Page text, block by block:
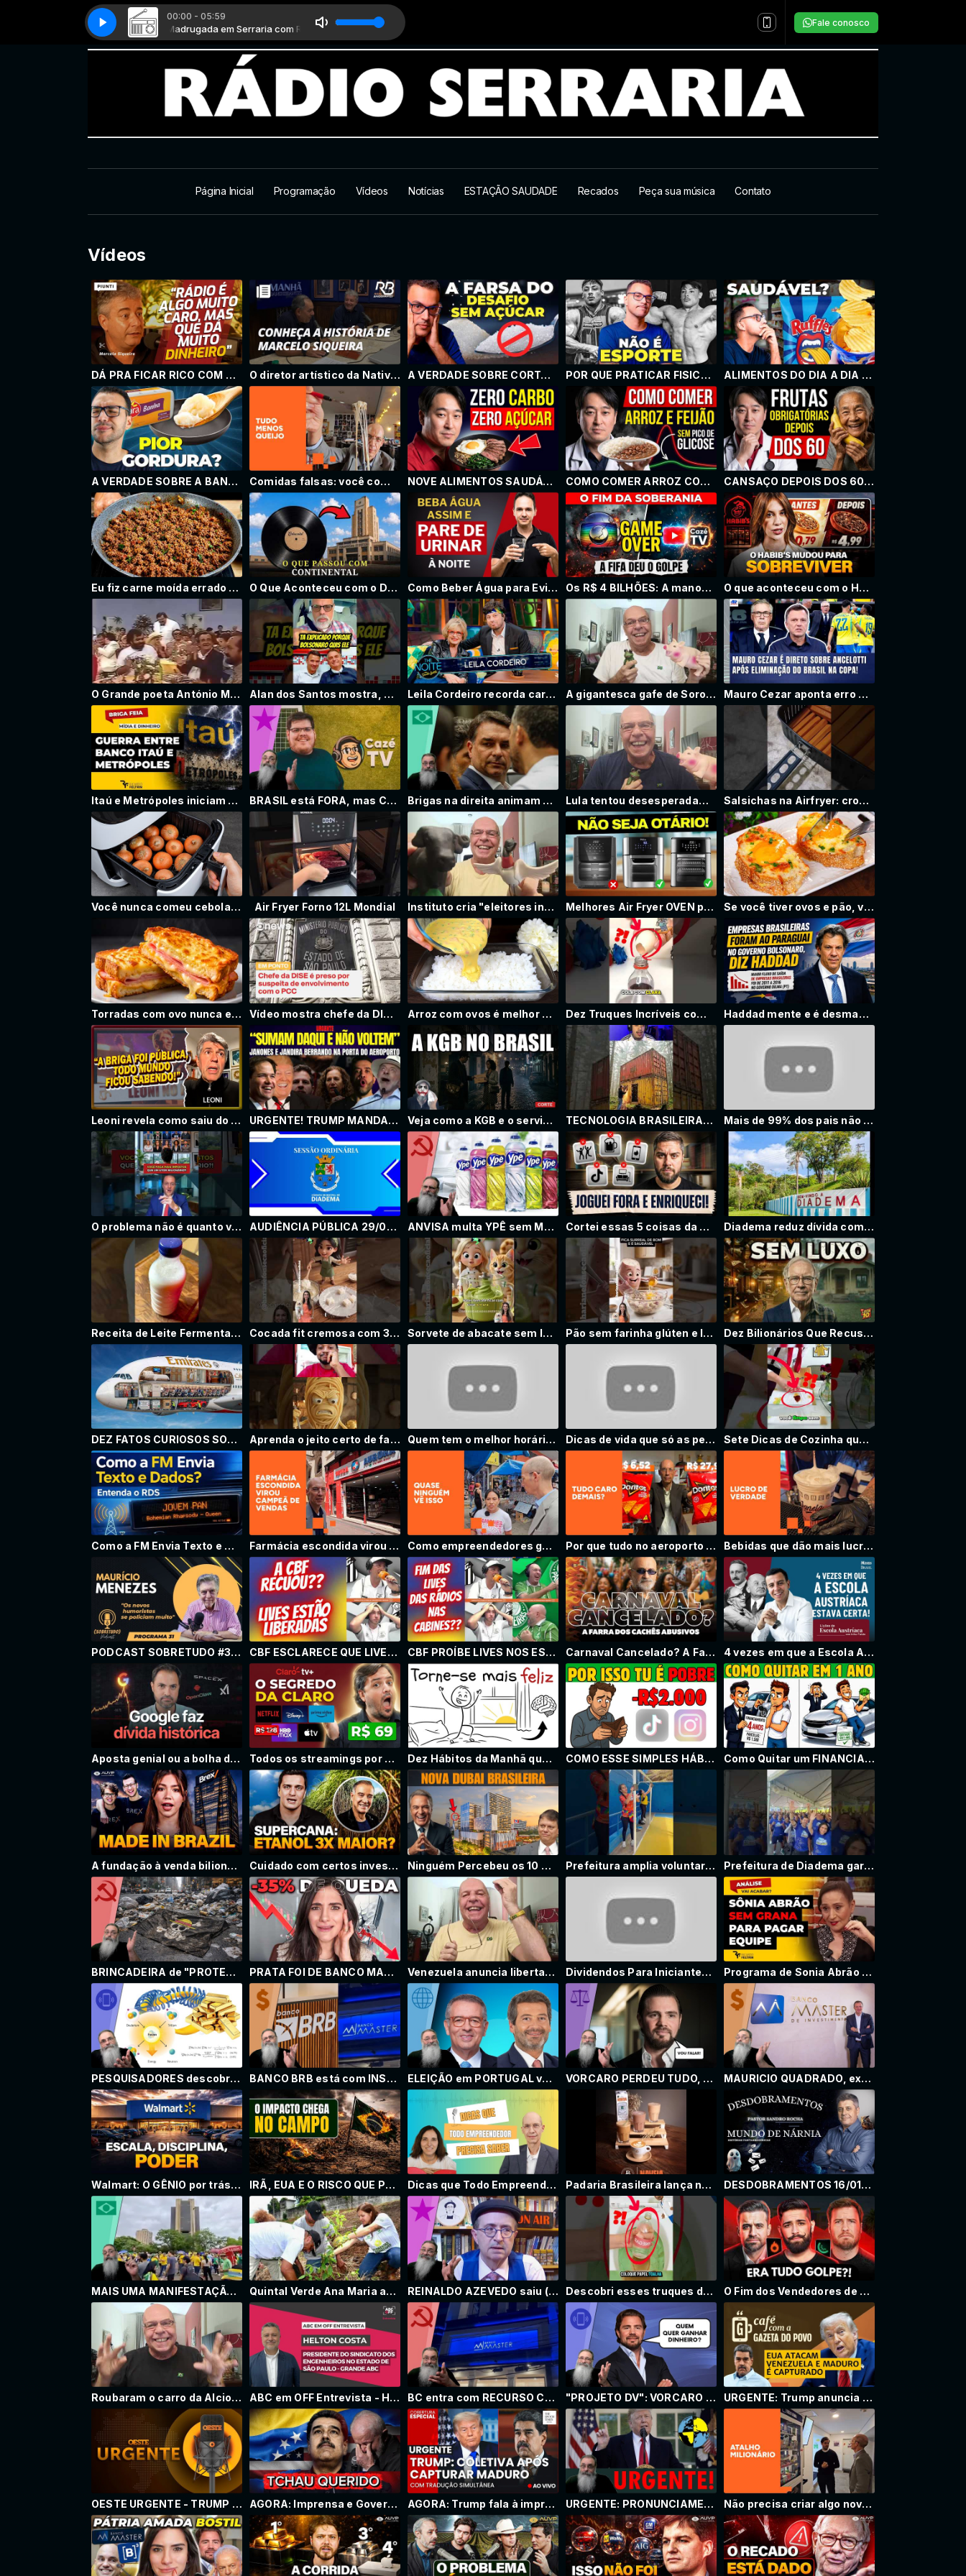
00:00 - 05:59
Madrugada em Serraria com Rufino T Madrugada em Serraria com Rufino T
GASPARETTO E VOCÊ #014 GASPARETTO E VOCÊ #014
Fale conosco
Página Inicial Programação Vídeos Notícias ESTAÇÃO SAUDADE Recados Peça sua música Contato
Vídeos
DÁ PRA FICAR RICO COM RÁDIO? | Piunti entrevista Marcelo Siqueira O diretor artístico da NativaFM é entrevistado na Rádio Bandeirantes A VERDADE SOBRE CORTAR O AÇÚCAR QUE POUCOS TÊM CORAGEM DE FALAR POR QUE PRATICAR FISICULTURISMO NÃO É SAUDÁVEL? ALIMENTOS DO DIA A DIA QUE PARECEM VENENO MAS NÃO SÃO
A VERDADE SOBRE A BANHA DE PORCO: REALMENTE FAZ MAL? Comidas falsas: você come e nem percebe NOVE ALIMENTOS SAUDÁVEIS Sem CARBOIDRATOS e Sem AÇÚCAR. COMO COMER ARROZ COM FEIJÃO SEM ESTOURAR A GLICOSE? CANSAÇO DEPOIS DOS 60 NÃO É SÓ A IDADE — AS 3 FRUTAS QUE MUDAM ISSO
Eu fiz carne moída errado a vida inteira…ate descobrir essa receita O Que Aconteceu com o Disco Mais Amado dos Anos 80 | Continental Como Beber Água para Evitar Levantar à Noite Os R$ 4 BILHÕES: A manobra da FIFA que destruiu o monopólio da Globo O que aconteceu com o HABIB’S?
O Grande poeta António Marcos 03.08.1991 TV Bandeirantes Alan dos Santos mostra, Bolsonaro sempre teve razão veja porque Leila Cordeiro recorda carreira | The Noite (02/07/26) A gigantesca gafe de Soros sobre independência americana Mauro Cezar aponta erro de Ancelotti
Itaú e Metrópoles iniciam conflito #ricardofeltrin BRASIL está FORA, mas CAZETV já GANHOU ESSA COPA e agora a EUROCOPA Brigas na direita animam a esquerda, que planta sementes da discórdia Lula tentou desesperadamente uma foto com Trump... em vão Salsichas na Airfryer: crocantes por fora, #suculentas por dentro. O jeito rápido e fácil de fazer.
Você nunca comeu cebola desse jeito Air Fryer Forno 12L Mondial Instituto cria "eleitores independentes" para justificar fraude no resultado Melhores Air Fryer OVEN para comprar SEM MEDO em 2026 (90% ERRA!) Se você tiver ovos e pão, vai querer fazer este café da manhã quase todos os dias!
Torradas com ovo nunca estiveram tão crocantes – melhores que pizza, em 5 minutos! Vídeo mostra chefe da DISE com empresário suspeito de planejar morte de promotor | Em Ponto Arroz com ovos é melhor que pizza! Barato e fácil! Dez Truques Incríveis com Coca-Cola que Você Precisa Ver! Haddad mente e é desmascarado pela imprensa! A culpa é do Bolsonaro
Leoni revela como saiu do Kid Abelha e criou os Heróis da Resistência URGENTE! TRUMP MANDA EXPULSAR DA CALÇADA DA CASABRANCA COMITIVA QUE INÁCIO MANDOU PRA RETIRAR SANÇÕES Veja como a KGB e o serviço secreto tcheco enganaram a imprensa brasileira durante o regime militar TECNOLOGIA BRASILEIRA, MADE IN DIADEMA Mais de 99% dos pais não conhecem esses truques rápidos #dicasuteis #hacksincriveis #lifehacks #ideias
O problema não é quanto você ganha… é como você recebe esse dinheiro. AUDIÊNCIA PÚBLICA 29/05/2026 ANVISA multa YPÊ sem MOTIVO ESPECÍFICO: RETALIAÇÃO ELEITOREIRA? Cortei essas 5 coisas da minha vida e enriqueci 10x mais Diadema reduz dívida com a União em 79%
Receita de Leite Fermentado por Beto Almeida Cocada fit cremosa com 3 ingredientes #receitasfaceis #receitafit #receitas #receitasaudavel #hari Sorvete de abacate sem leite e sem açúcar #receitasfaceis #receitafit #receitas #receita #hari Pão sem farinha glúten e lactose #receita #receitas #receitasfaceis #receitafit #semglúten #hari Dez Bilionários Que Recusam o Luxo | Histórias Reais
DEZ FATOS CURIOSOS SOBRE O AIRBUS A380 QUE VOCÊ NÃO SABIA Aprenda o jeito certo de fazer Macarrão Quem tem o melhor horário: turno da manhã ou turno da tarde? #curiosidades #viral Dicas de vida que só as pessoas inteligentes conhecem #dorama #kdrama #filmes #series Sete Dicas de Cozinha que Parecem Brincadeira Mas Funcionam!
Como a FM Envia Texto e Dados? O Segredo do RDS Explicado Farmácia escondida virou campeã de vendas de Viagra em São Paulo Como empreendedores ganham dinheiro aproveitando o carnaval Por que tudo no aeroporto é tão caro? Bebidas que dão mais lucro que comida
PODCAST SOBRETUDO #31: MAURÍCIO MENEZES ( JORNALISTA, RADIALISTA E HUMORISTA) CBF ESCLARECE QUE LIVES NAS CABINES ESTÃO LIBERADAS NO BRASILEIRÃO. CBF PROÍBE LIVES NOS ESTÁDIOS DO BRASILEIRÃO. Carnaval Cancelado? A Farra dos Cachês Abusivos 4 vezes em que a Escola Austríaca estava certa, com Arthur Falcão
Aposta genial ou a bolha de IA começou a estourar? Todos os streamings por R$ 69? (Netflix, HBO, Disney, Prime, Apple) Dez Hábitos da Manhã que te Deixam Mais Feliz (Com Base na Ciência) ✅ COMO ESSE SIMPLES HÁBITO TE FAZ PERDER R$2.000 POR MÊS Como Quitar um FINANCIAMENTO de 4 ANOS em Apenas 1 ANO (Mesmo com Pouco Dinheiro)
A fundação à venda bilionária por US$ 5,15 Bi de dois brasileiros nos EUA Cuidado com certos investimentos..... Ninguém Percebeu os 10 Bilhões que Estão Indo para a Zona Leste Prefeitura amplia voluntariado e reforma escolas Prefeitura de Diadema garante recursos para corrida comunitária
BRINCADEIRA de "PROTESTO da GERAÇÃO Z" acaba com 17 PRESOS: SÓ queriam INCENTIVAR os OUTROS a IR PRATA FOI DE BANCO MASTER Venezuela anuncia libertação de todos os presos políticos Dividendos Para Iniciantes: Como Ser Pago Apenas por Ter Ações Programa de Sonia Abrão vai acabar? Crise na RedeTV atingiu o A TARDE É SUA?
PESQUISADORES descobrem como PRODUZIR OURO como SUBPRODUTO GRÁTIS de REATORES de FUSÃO NUCLEAR BANCO BRB está com INSUFICIÊNCIA PATRIMONIAL segundo BANCO CENTRAL: BRASILIENSES vão PAGAR por ISSO ELEIÇÃO em PORTUGAL vai para 2o TURNO entre EXTREMA-ESQUERDA e DIREITA: VÃO repetir ERRO do BRASIL? VORCARO PERDEU TUDO, agora AMEAÇA fazer DELAÇÃO PREMIADA: RECADO foi DADO e ELITE está APAVORADA MAURICIO QUADRADO, ex-sócio do MASTER, gastou R$ 122 MI com ADVOGADOS NÃO IDENTIFICADOS: QUEM SERÁ?
Walmart: O GÊNIO por trás do MAIOR VAREJISTA da história IRÃ, EUA E O RISCO QUE PODE ATINGIR A SAFRA BRASILEIRA Dicas que Todo Empreendedor Precisa Saber Padaria Brasileira lança novidades para o verão - versão comentada DESDOBRAMENTOS 16/01/2026
MAIS UMA MANIFESTAÇÃO pela ANISTIA e contra INJUSTIÇA em BRASÍLIA: POVO QUER LIBERDADE e DEMOCRACIA Quintal Verde Ana Maria amplia agrofloresta urbana em Santo André REINALDO AZEVEDO saiu (ou foi saido) do UOL, SUPOSTAMENTE por LIGAÇÕES com BANCO MASTER Descobri esses truques depois de metade da vida… e eles são geniais! O Fim dos Vendedores de Curso (part. @celitto)
Roubaram o carro da Alcione. Será que ela vai fazer uma macumbinha para o ladrão devolver? ABC em OFF Entrevista - Helton Costa - 06.01.2025 BC entra com RECURSO CONTRA INSPEÇÃO determinada ILEGALMENTE pelo TCU e CASTELO de CARTAS pode CAIR "PROJETO DV": VORCARO contratou INFLUENCIADORES com VALORES MILIONÁRIOS para CRITICAR BANCO CENTRAL URGENTE: Trump anuncia captura de Maduro e ataque em larga escala / CAFÉ COM A GAZETA ESPECIAL
OESTE URGENTE - TRUMP ATACA A VENEZUELA E CAPTURA MADURO - 03/01/2026 AGORA: Imprensa e Governo do Brasil estão em pânico com a prisão de Maduro! AGORA: Trump fala à imprensa após captura de Maduro | Tradução simultânea | Cobertura especial URGENTE: PRONUNCIAMENTO do TRUMP sobre OPERAÇÃO na VENEZUELA Não precisa criar algo novo para faturar milhões